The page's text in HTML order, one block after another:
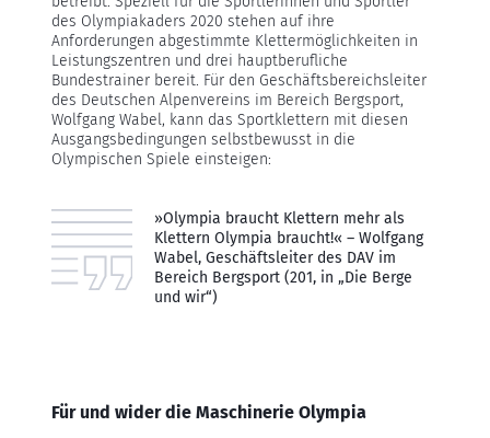
des Olympiakaders 2020 stehen auf ihre
Anforderungen abgestimmte Klettermöglichkeiten in
Leistungszentren und drei hauptberufliche
Bundestrainer bereit. Für den Geschäftsbereichsleiter
des Deutschen Alpenvereins im Bereich Bergsport,
Wolfgang Wabel, kann das Sportklettern mit diesen
Ausgangsbedingungen selbstbewusst in die
Olympischen Spiele einsteigen:
»Olympia braucht Klettern mehr als
Klettern Olympia braucht!« – Wolfgang
Wabel, Geschäftsleiter des DAV im
Bereich Bergsport (201, in „Die Berge
und wir“)
Für und wider die Maschinerie Olympia